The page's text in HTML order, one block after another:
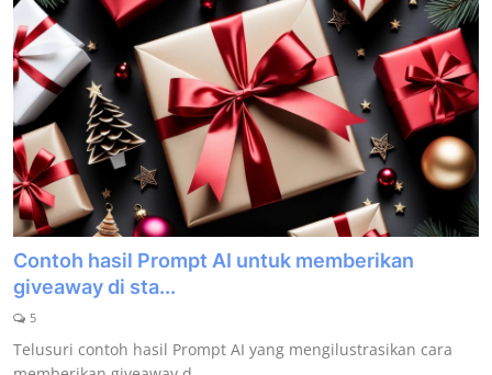
Contoh hasil Prompt AI untuk memberikan
giveaway di sta...
5
Telusuri contoh hasil Prompt AI yang mengilustrasikan cara